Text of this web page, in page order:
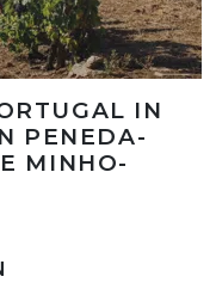
IN
PENEDA-
MINHO-